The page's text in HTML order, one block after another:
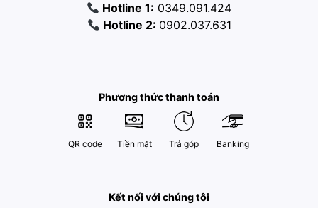
Hotline 1: 0349.091.424
Hotline 2: 0902.037.631
Phương thức thanh toán
QR code Tiền mặt Trả góp Banking
Kết nối với chúng tôi